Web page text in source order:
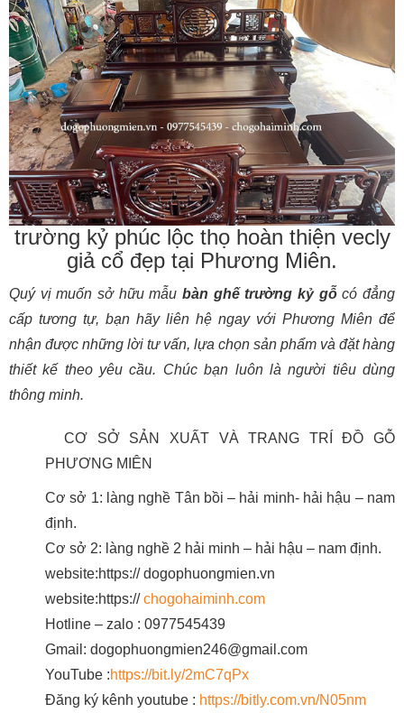
trường kỷ phúc lộc thọ hoàn thiện vecly
giả cổ đẹp tại Phương Miên.
Quý vị muốn sở hữu mẫu bàn ghế trường kỷ gỗcó đẳng
cấp tương tự, bạn hãy liên hệ ngay với Phương Miên để
nhận được những lời tư vấn, lựa chọn sản phẩm và đặt hàng
thiết kế theo yêu cầu. Chúc bạn luôn là người tiêu dùng
thông minh.
CƠ SỞ SẢN XUẤT VÀ TRANG TRÍ ĐỒ GỖ
PHƯƠNG MIÊN
Cơ sở 1: làng nghề Tân bồi – hải minh- hải hậu – nam
định.
Cơ sở 2: làng nghề 2 hải minh – hải hậu – nam định.
website:https:// dogophuongmien.vn
website:https://chogohaiminh.com
Hotline – zalo : 0977545439
Gmail: dogophuongmien246@gmail.com
YouTube :https://bit.ly/2mC7qPx
Đăng ký kênh youtube : https://bitly.com.vn/N05nm